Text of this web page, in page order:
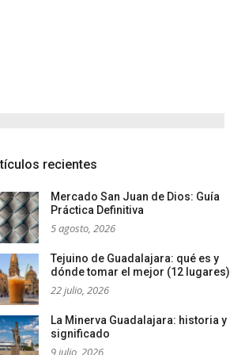
recientes
Mercado San Juan de Dios: Guía
Práctica Definitiva
5 agosto, 2026
Tejuino de Guadalajara: qué es y
dónde tomar el mejor (12 lugares)
22 julio, 2026
La Minerva Guadalajara: historia y
significado
9 julio, 2026